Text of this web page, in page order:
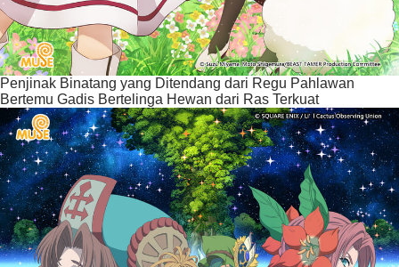
Penjinak Binatang yang Ditendang dari Regu Pahlawan
Bertemu Gadis Bertelinga Hewan dari Ras Terkuat